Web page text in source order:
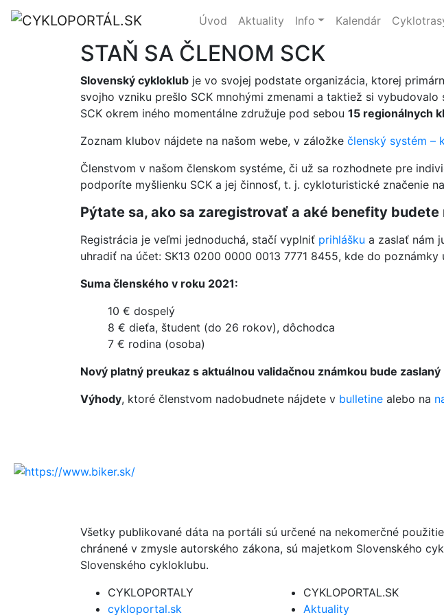
Úvod Aktuality Info Kalendár
STAŇ SA ČLENOM SCK
Slovenský cykloklub je vo svojej podstate organizácia, ktorej
svojho vzniku prešlo SCK mnohými zmenami a taktiež si
SCK okrem iného momentálne združuje pod sebou 15 regionálnych
Zoznam klubov nájdete na našom webe, v záložke členský systém –
Členstvom v našom členskom systéme, či už sa rozhodnete pre
podporíte myšlienku SCK a jej činnosť, t. j. cykloturistické značenie
Pýtate sa, ako sa zaregistrovať a aké benefity
Registrácia je veľmi jednoduchá, stačí vyplniť prihlášku a zaslať nám
uhradiť na účet: SK13 0200 0000 0013 7771 8455, kde do
Suma členského v roku 2021:
10 € dospelý
8 € dieťa, študent (do 26 rokov), dôchodca
7 € rodina (osoba)
Nový platný preukaz s aktuálnou validačnou známkou bude
Výhody, ktoré členstvom nadobudnete nájdete v bulletine alebo na
Všetky publikované dáta na portáli sú určené na nekomerčné
chránené v zmysle autorského zákona, sú majetkom Slovenského
Slovenského cykloklubu.
CYKLOPORTALY
cykloportal.sk
CYKLOPORTAL.SK
Aktuality